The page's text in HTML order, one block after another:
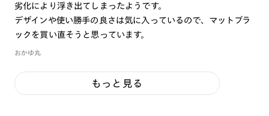
劣化により浮き出てしまったようです。
デザインや使い勝手の良さは気に入っているので、マットブラ
ックを買い直そうと思っています。
おかゆ丸
もっと見る